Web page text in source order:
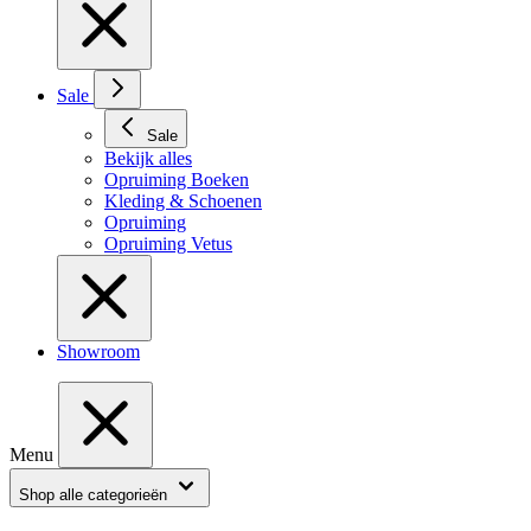
Sale
Sale
Bekijk alles
Opruiming Boeken
Kleding & Schoenen
Opruiming
Opruiming Vetus
Showroom
Menu
Shop alle categorieën